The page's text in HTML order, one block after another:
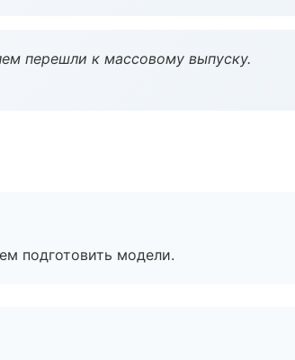
перешли к массовому выпуску.
подготовить модели.